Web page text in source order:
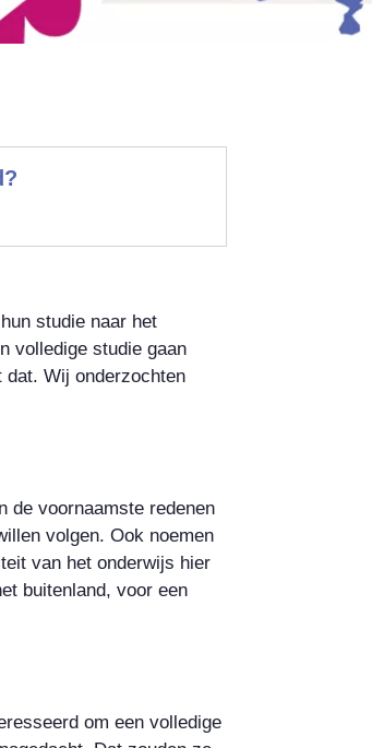
studie naar het
volledige studie gaan
dat. Wij onderzochten
de voornaamste redenen
volgen. Ook noemen
van het onderwijs hier
buitenland, voor een
om een volledige